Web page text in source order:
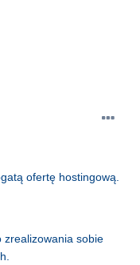
ofertę hostingową.
zrealizowania sobie